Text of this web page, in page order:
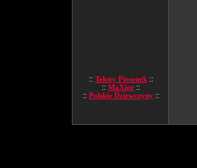
:: Teksty Piosenek ::
:: MaXior ::
:: Polskie Dziewczyny ::